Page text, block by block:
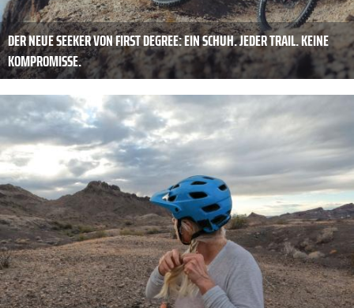
DER NEUE SEEKER VON FIRST DEGREE: EIN SCHUH. JEDER TRAIL. KEINE
KOMPROMISSE.